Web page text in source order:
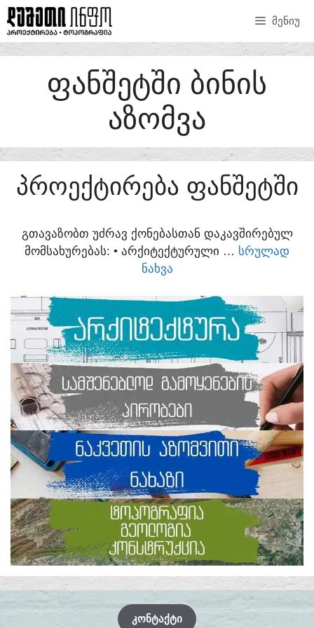
SKIP
TO
CONTENT
ᲛᲔᲜᲘᲣ
ᲤᲐᲜᲨᲔᲢᲨᲘ ᲑᲘᲜᲘᲡ
ᲐᲖᲝᲛᲕᲐ
ᲞᲠᲝᲔᲥᲢᲘᲠᲔᲑᲐ ᲤᲐᲜᲨᲔᲢᲨᲘ
ᲒᲗᲐᲕᲐᲖᲝᲑᲗ ᲣᲫᲠᲐᲕ ᲥᲝᲜᲔᲑᲐᲡᲗᲐᲜ ᲓᲐᲙᲐᲕᲨᲘᲠᲔᲑᲣᲚ
ᲛᲝᲛᲡᲐᲮᲣᲠᲔᲑᲐᲡ:​ • ᲐᲠᲥᲘᲢᲔᲥᲢᲣᲠᲣᲚᲘ … ᲡᲠᲣᲚᲐᲓ
ᲜᲐᲮᲕᲐ
ᲙᲝᲜᲢᲐᲥᲢᲘ